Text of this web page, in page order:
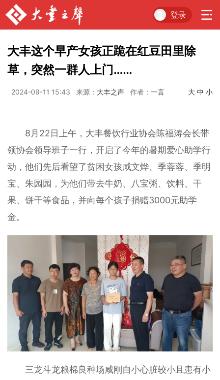
登录
大丰这个早产女孩正跪在红豆田里除
草，突然一群人上门……
2024-09-11 15:43 来源： 大丰之声 作者： 一言 大 中 小
8月22日上午，大丰餐饮行业协会陈福涛会长带
领协会领导班子一行，开启了今年的暑期爱心助学行
动，他们先后看望了贫困女孩咸文烨、季蓉蓉、季明
宝、朱园园，为他们带去牛奶、八宝粥、饮料、干
果、饼干等食品，并向每个孩子捐赠3000元助学
金。
三龙斗龙粮棉良种场咸刚自小心脏较小且患有小